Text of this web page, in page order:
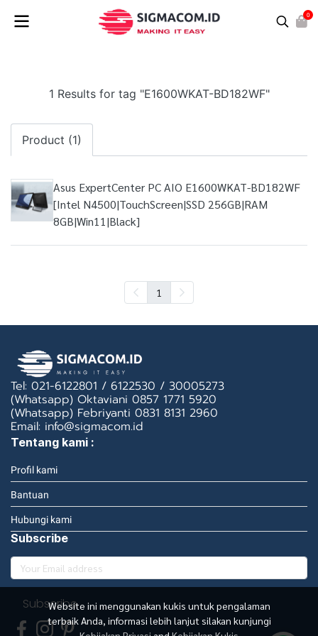
0
1 Results for tag "E1600WKAT-BD182WF"
Product (1)
Asus ExpertCenter PC AIO E1600WKAT-BD182WF
[Intel N4500|TouchScreen|SSD 256GB|RAM
8GB|Win11|Black]
1
Website ini menggunakan kukis untuk pengalaman
terbaik Anda, informasi lebih lanjut silakan kunjungi
Tel: 021-6122801 / 6122530 / 30005273
(Whatsapp) Oktaviani 0857 1771 5920
(Whatsapp) Febriyanti 0831 8131 2960
Email: info@sigmacom.id
Tentang kami :
Profil kami
Bantuan
Hubungi kami
Subscribe
Subscribe